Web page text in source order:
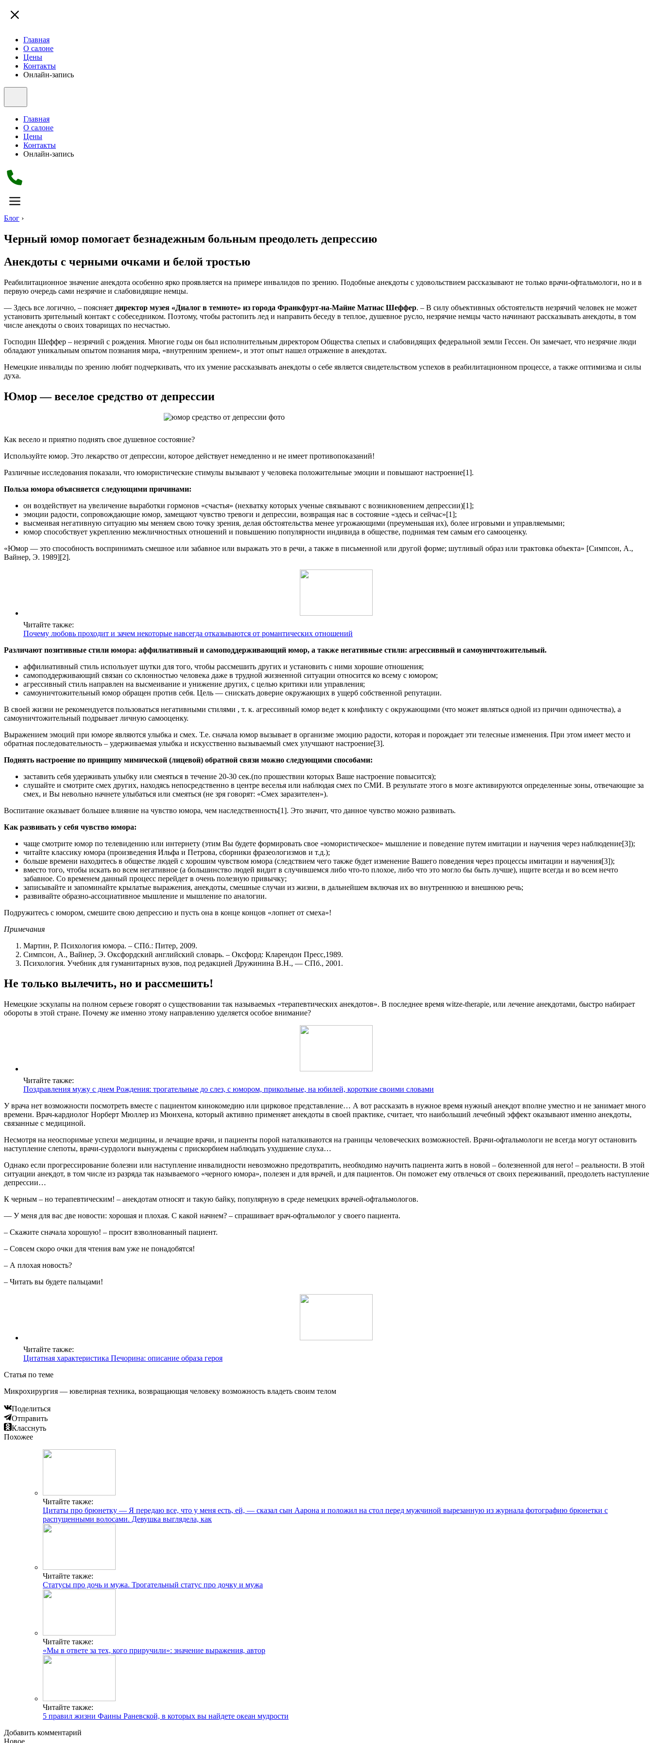
Главная
О салоне
Цены
Контакты
Онлайн-запись
Главная
О салоне
Цены
Контакты
Онлайн-запись
Блог ›
Черный юмор помогает безнадежным больным преодолеть депрессию
Анекдоты с черными очками и белой тростью
Реабилитационное значение анекдота особенно ярко проявляется на примере инвалидов по зрению. Подобные анекдоты с удовольствием рассказывают не только врачи-офтальмологи, но и в
первую очередь сами незрячие и слабовидящие немцы.
— Здесь все логично, – поясняет директор музея «Диалог в темноте» из города Франкфурт-на-Майне Матиас Шеффер. – В силу объективных обстоятельств незрячий человек не может
установить зрительный контакт с собеседником. Поэтому, чтобы растопить лед и направить беседу в теплое, душевное русло, незрячие немцы часто начинают рассказывать анекдоты, в том
числе анекдоты о своих товарищах по несчастью.
Господин Шеффер – незрячий с рождения. Многие годы он был исполнительным директором Общества слепых и слабовидящих федеральной земли Гессен. Он замечает, что незрячие люди
обладают уникальным опытом познания мира, «внутренним зрением», и этот опыт нашел отражение в анекдотах.
Немецкие инвалиды по зрению любят подчеркивать, что их умение рассказывать анекдоты о себе является свидетельством успехов в реабилитационном процессе, а также оптимизма и силы
духа.
Юмор — веселое средство от депрессии
Как весело и приятно поднять свое душевное состояние?
Используйте юмор. Это лекарство от депрессии, которое действует немедленно и не имеет противопоказаний!
Различные исследования показали, что юмористические стимулы вызывают у человека положительные эмоции и повышают настроение[1].
Польза юмора объясняется следующими причинами:
он воздействует на увеличение выработки гормонов «счастья» (нехватку которых ученые связывают с возникновением депрессии)[1];
эмоции радости, сопровождающие юмор, замещают чувство тревоги и депрессии, возвращая нас в состояние «здесь и сейчас»[1];
высмеивая негативную ситуацию мы меняем свою точку зрения, делая обстоятельства менее угрожающими (преуменьшая их), более игровыми и управляемыми;
юмор способствует укреплению межличностных отношений и повышению популярности индивида в обществе, поднимая тем самым его самооценку.
«Юмор — это способность воспринимать смешное или забавное или выражать это в речи, а также в письменной или другой форме; шутливый образ или трактовка объекта» [Симпсон, А.,
Вайнер, Э. 1989][2].
Читайте также:
Почему любовь проходит и зачем некоторые навсегда отказываются от романтических отношений
Различают позитивные стили юмора: аффилиативный и самоподдерживающий юмор, а также негативные стили: агрессивный и самоуничтожительный.
аффилиативный стиль использует шутки для того, чтобы рассмешить других и установить с ними хорошие отношения;
самоподдерживающий связан со склонностью человека даже в трудной жизненной ситуации относится ко всему с юмором;
агрессивный стиль направлен на высмеивание и унижение других, с целью критики или управления;
самоуничтожительный юмор обращен против себя. Цель — снискать доверие окружающих в ущерб собственной репутации.
В своей жизни не рекомендуется пользоваться негативными стилями , т. к. агрессивный юмор ведет к конфликту с окружающими (что может являться одной из причин одиночества), а
самоуничтожительный подрывает личную самооценку.
Выражением эмоций при юморе являются улыбка и смех. Т.е. сначала юмор вызывает в организме эмоцию радости, которая и порождает эти телесные изменения. При этом имеет место и
обратная последовательность – удерживаемая улыбка и искусственно вызываемый смех улучшают настроение[3].
Поднять настроение по принципу мимической (лицевой) обратной связи можно следующими способами:
заставить себя удерживать улыбку или смеяться в течение 20-30 сек.(по прошествии которых Ваше настроение повысится);
слушайте и смотрите смех других, находясь непосредственно в центре веселья или наблюдая смех по СМИ. В результате этого в мозге активируются определенные зоны, отвечающие за
смех, и Вы невольно начнете улыбаться или смеяться (не зря говорят: «Смех заразителен»).
Воспитание оказывает большее влияние на чувство юмора, чем наследственность[1]. Это значит, что данное чувство можно развивать.
Как развивать у себя чувство юмора:
чаще смотрите юмор по телевидению или интернету (этим Вы будете формировать свое «юмористическое» мышление и поведение путем имитации и научения через наблюдение[3]);
читайте классику юмора (произведения Ильфа и Петрова, сборники фразеологизмов и т.д.);
больше времени находитесь в обществе людей с хорошим чувством юмора (следствием чего также будет изменение Вашего поведения через процессы имитации и научения[3]);
вместо того, чтобы искать во всем негативное (а большинство людей видит в случившемся либо что-то плохое, либо что это могло бы быть лучше), ищите всегда и во всем нечто
забавное. Со временем данный процесс перейдет в очень полезную привычку;
записывайте и запоминайте крылатые выражения, анекдоты, смешные случаи из жизни, в дальнейшем включая их во внутреннюю и внешнюю речь;
развивайте образно-ассоциативное мышление и мышление по аналогии.
Подружитесь с юмором, смешите свою депрессию и пусть она в конце концов «лопнет от смеха»!
Примечания
Мартин, Р. Психология юмора. – СПб.: Питер, 2009.
Симпсон, А., Вайнер, Э. Оксфордский английский словарь. – Оксфорд: Кларендон Пресс,1989.
Психология. Учебник для гуманитарных вузов, под редакцией Дружинина В.Н., — СПб., 2001.
Не только вылечить, но и рассмешить!
Немецкие эскулапы на полном серьезе говорят о существовании так называемых «терапевтических анекдотов». В последнее время witze-therapie, или лечение анекдотами, быстро набирает
обороты в этой стране. Почему же именно этому направлению уделяется особое внимание?
Читайте также:
Поздравления мужу с днем Рождения: трогательные до слез, с юмором, прикольные, на юбилей, короткие своими словами
У врача нет возможности посмотреть вместе с пациентом кинокомедию или цирковое представление… А вот рассказать в нужное время нужный анекдот вполне уместно и не занимает много
времени. Врач-кардиолог Норберт Мюллер из Мюнхена, который активно применяет анекдоты в своей практике, считает, что наибольший лечебный эффект оказывают именно анекдоты,
связанные с медициной.
Несмотря на неоспоримые успехи медицины, и лечащие врачи, и пациенты порой наталкиваются на границы человеческих возможностей. Врачи-офтальмологи не всегда могут остановить
наступление слепоты, врачи-сурдологи вынуждены с прискорбием наблюдать ухудшение слуха…
Однако если прогрессирование болезни или наступление инвалидности невозможно предотвратить, необходимо научить пациента жить в новой – болезненной для него! – реальности. В этой
ситуации анекдот, в том числе из разряда так называемого «черного юмора», полезен и для врачей, и для пациентов. Он поможет ему отвлечься от своих переживаний, преодолеть наступление
депрессии…
К черным – но терапевтическим! – анекдотам относят и такую байку, популярную в среде немецких врачей-офтальмологов.
— У меня для вас две новости: хорошая и плохая. С какой начнем? – спрашивает врач-офтальмолог у своего пациента.
– Скажите сначала хорошую! – просит взволнованный пациент.
– Совсем скоро очки для чтения вам уже не понадобятся!
– А плохая новость?
– Читать вы будете пальцами!
Читайте также:
Цитатная характеристика Печорина: описание образа героя
Статья по теме
Микрохирургия — ювелирная техника, возвращающая человеку возможность владеть своим телом
Поделиться
Отправить
Класснуть
Похожее
Читайте также:
Цитаты про брюнетку — Я передаю все, что у меня есть, ей, — сказал сын Аарона и положил на стол перед мужчиной вырезанную из журнала фотографию брюнетки с
распущенными волосами. Девушка выглядела, как
Читайте также:
Статусы про дочь и мужа. Трогательный статус про дочку и мужа
Читайте также:
«Мы в ответе за тех, кого приручили»: значение выражения, автор
Читайте также:
5 правил жизни Фаины Раневской, в которых вы найдете океан мудрости
Добавить комментарий